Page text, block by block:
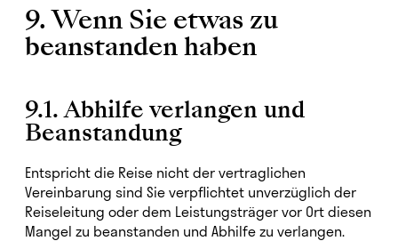
9. Wenn Sie etwas zu
beanstanden haben
9.1. Abhilfe verlangen und
Beanstandung
Entspricht die Reise nicht der vertraglichen
Vereinbarung sind Sie verpflichtet unverzüglich der
Reiseleitung oder dem Leistungsträger vor Ort diesen
Mangel zu beanstanden und Abhilfe zu verlangen.